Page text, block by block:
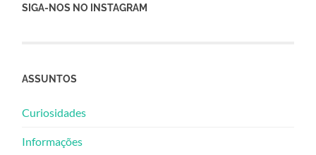
SIGA-NOS NO INSTAGRAM
ASSUNTOS
Curiosidades
Informações